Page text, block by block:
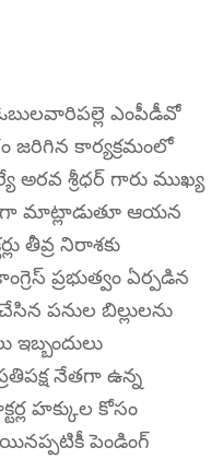
ఎంపీడీవో
జరిగిన కార్యక్రమంలో
అరవ శ్రీధర్ గారు ముఖ్య
మాట్లాడుతూ ఆయన
తీవ్ర నిరాశకు
ప్రభుత్వం ఏర్పడిన
పనుల బిల్లులను
నేతగా ఉన్న
హక్కుల కోసం
పెండింగ్